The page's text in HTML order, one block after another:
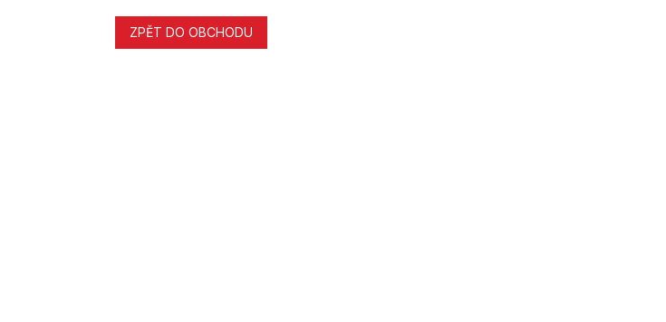
ZPĚT DO OBCHODU